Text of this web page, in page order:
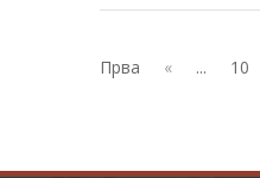
Прва
« ... 10